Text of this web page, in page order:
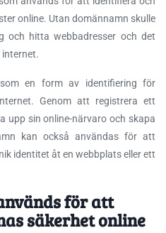
online. Utan domännamn skulle
hitta webbadresser och det
internet.
en form av identifiering för
Genom att registrera ett
upp sin online-närvaro och skapa
kan också användas för att
identitet åt en webbplats eller ett
för att
säkerhet online